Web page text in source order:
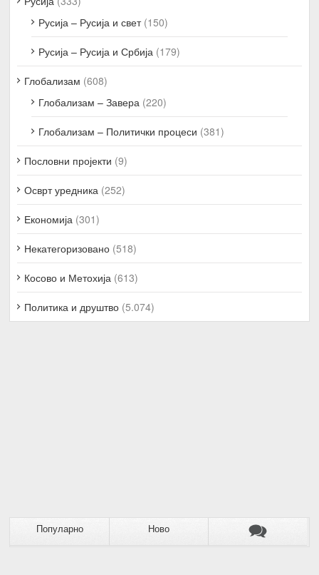
Русија – Русија и свет(150)
Русија – Русија и Србија (179)
Глобализам (608)
Глобализам – Завера (220)
Глобализам – Политички процеси (381)
Пословни пројекти (9)
Осврт уредника (252)
Економија (301)
Некатегоризовано (518)
Косово и Метохија (613)
Политика и друштво (5.074)
Популарно Ново